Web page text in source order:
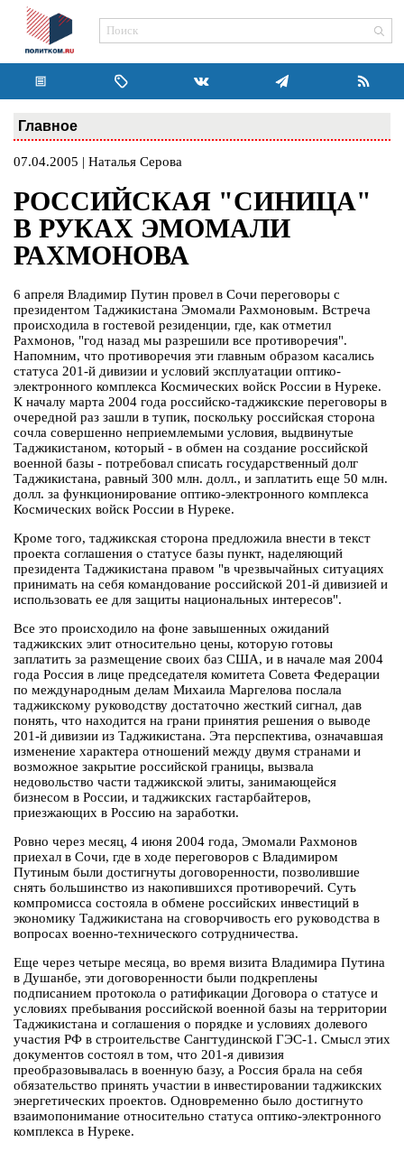
Главное
07.04.2005 | Наталья Серова
РОССИЙСКАЯ "СИНИЦА"
В РУКАХ ЭМОМАЛИ
РАХМОНОВА
6 апреля Владимир Путин провел в Сочи переговоры с
президентом Таджикистана Эмомали Рахмоновым. Встреча
происходила в гостевой резиденции, где, как отметил
Рахмонов, "год назад мы разрешили все противоречия".
Напомним, что противоречия эти главным образом касались
статуса 201-й дивизии и условий эксплуатации оптико-
электронного комплекса Космических войск России в Нуреке.
К началу марта 2004 года российско-таджикские переговоры в
очередной раз зашли в тупик, поскольку российская сторона
сочла совершенно неприемлемыми условия, выдвинутые
Таджикистаном, который - в обмен на создание российской
военной базы - потребовал списать государственный долг
Таджикистана, равный 300 млн. долл., и заплатить еще 50 млн.
долл. за функционирование оптико-электронного комплекса
Космических войск России в Нуреке.
Кроме того, таджикская сторона предложила внести в текст
проекта соглашения о статусе базы пункт, наделяющий
президента Таджикистана правом "в чрезвычайных ситуациях
принимать на себя командование российской 201-й дивизией и
использовать ее для защиты национальных интересов".
Все это происходило на фоне завышенных ожиданий
таджикских элит относительно цены, которую готовы
заплатить за размещение своих баз США, и в начале мая 2004
года Россия в лице председателя комитета Совета Федерации
по международным делам Михаила Маргелова послала
таджикскому руководству достаточно жесткий сигнал, дав
понять, что находится на грани принятия решения о выводе
201-й дивизии из Таджикистана. Эта перспектива, означавшая
изменение характера отношений между двумя странами и
возможное закрытие российской границы, вызвала
недовольство части таджикской элиты, занимающейся
бизнесом в России, и таджикских гастарбайтеров,
приезжающих в Россию на заработки.
Ровно через месяц, 4 июня 2004 года, Эмомали Рахмонов
приехал в Сочи, где в ходе переговоров с Владимиром
Путиным были достигнуты договоренности, позволившие
снять большинство из накопившихся противоречий. Суть
компромисса состояла в обмене российских инвестиций в
экономику Таджикистана на сговорчивость его руководства в
вопросах военно-технического сотрудничества.
Еще через четыре месяца, во время визита Владимира Путина
в Душанбе, эти договоренности были подкреплены
подписанием протокола о ратификации Договора о статусе и
условиях пребывания российской военной базы на территории
Таджикистана и соглашения о порядке и условиях долевого
участия РФ в строительстве Сангтудинской ГЭС-1. Смысл этих
документов состоял в том, что 201-я дивизия
преобразовывалась в военную базу, а Россия брала на себя
обязательство принять участии в инвестировании таджикских
энергетических проектов. Одновременно было достигнуто
взаимопонимание относительно статуса оптико-электронного
комплекса в Нуреке.